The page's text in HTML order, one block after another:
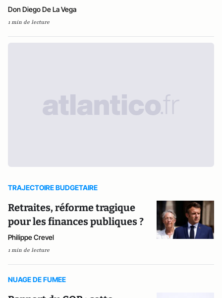
Don Diego De La Vega
1 min de lecture
TRAJECTOIRE BUDGETAIRE
Retraites, réforme tragique
pour les finances publiques ?
Philippe Crevel
1 min de lecture
NUAGE DE FUMEE